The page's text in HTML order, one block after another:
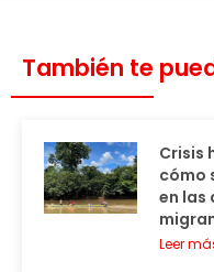
También te
Crisis
cómo
en las
Leer